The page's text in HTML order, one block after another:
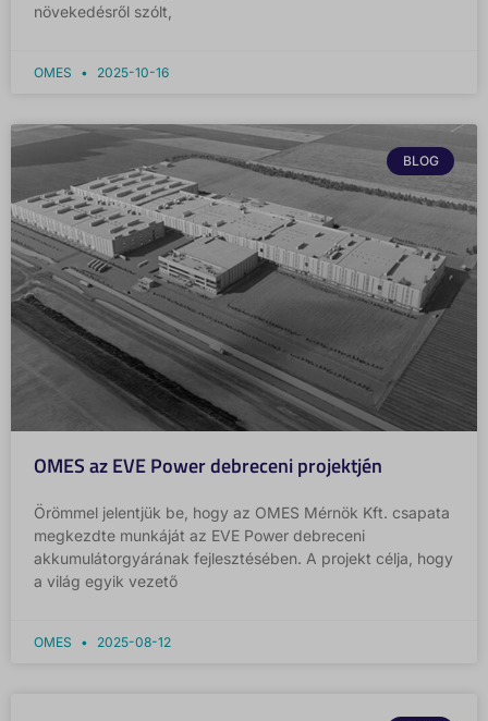
növekedésről szólt,
OMES 2025-10-16
BLOG
OMES az EVE Power debreceni projektjén
Örömmel jelentjük be, hogy az OMES Mérnök Kft. csapata
megkezdte munkáját az EVE Power debreceni
akkumulátorgyárának fejlesztésében. A projekt célja, hogy
a világ egyik vezető
OMES 2025-08-12